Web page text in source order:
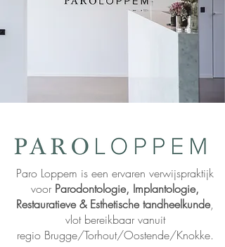
Paro Loppem is een ervaren verwijspraktijk
voor Parodontologie, Implantologie,
Restauratieve & Esthetische tandheelkunde,
vlot bereikbaar vanuit
regio Brugge/Torhout/Oostende/Knokke.